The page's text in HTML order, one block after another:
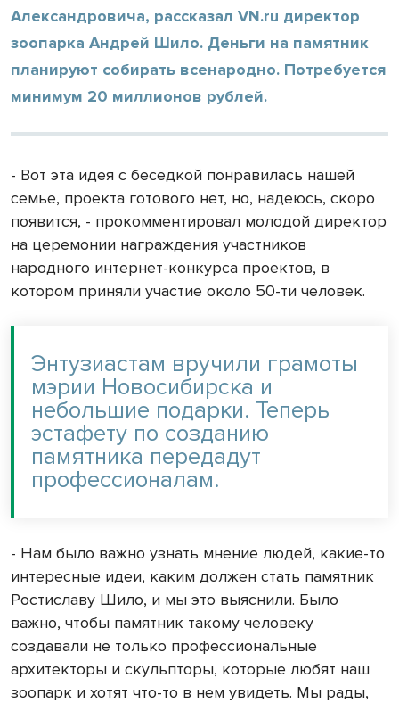
Александровича, рассказал VN.ru директор
зоопарка Андрей Шило. Деньги на памятник
планируют собирать всенародно. Потребуется
минимум 20 миллионов рублей.
- Вот эта идея с беседкой понравилась нашей
семье, проекта готового нет, но, надеюсь, скоро
появится, - прокомментировал молодой директор
на церемонии награждения участников
народного интернет-конкурса проектов, в
котором приняли участие около 50-ти человек.
Энтузиастам вручили грамоты
мэрии Новосибирска и
небольшие подарки. Теперь
эстафету по созданию
памятника передадут
профессионалам.
- Нам было важно узнать мнение людей, какие-то
интересные идеи, каким должен стать памятник
Ростиславу Шило, и мы это выяснили. Было
важно, чтобы памятник такому человеку
создавали не только профессиональные
архитекторы и скульпторы, которые любят наш
зоопарк и хотят что-то в нем увидеть. Мы рады,